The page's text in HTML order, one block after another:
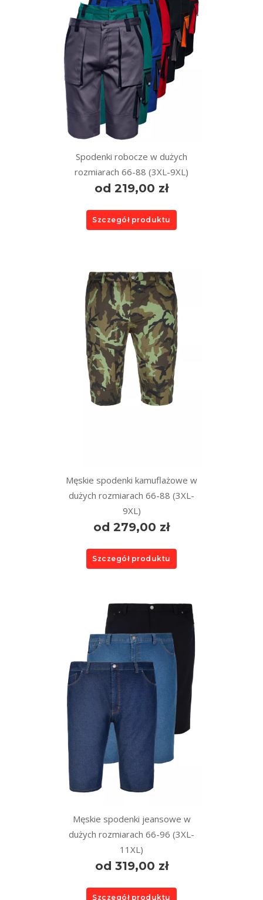
Spodenki robocze w dużych
rozmiarach 66-88 (3XL-9XL)
od 219,00 zł
Szczegół produktu
Męskie spodenki kamuflażowe w
dużych rozmiarach 66-88 (3XL-
9XL)
od 279,00 zł
Szczegół produktu
Męskie spodenki jeansowe w
dużych rozmiarach 66-96 (3XL-
11XL)
od 319,00 zł
Szczegół produktu